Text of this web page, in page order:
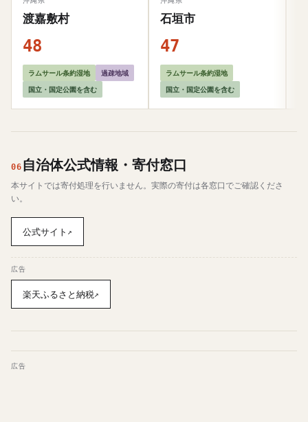
渡嘉敷村
48
ラムサール条約湿地
過疎地域
国立・国定公園を含む
石垣市
47
ラムサール条約湿地
国立・国定公園を含む
06 自治体公式情報・寄付窓口
本サイトでは寄付処理を行いません。実際の寄付は各窓口でご確認くださ
い。
公式サイト ↗
広告
楽天ふるさと納税↗
広告